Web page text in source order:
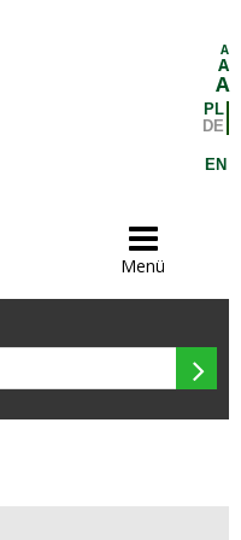
A
A
A
PL
DE
EN

Menü
